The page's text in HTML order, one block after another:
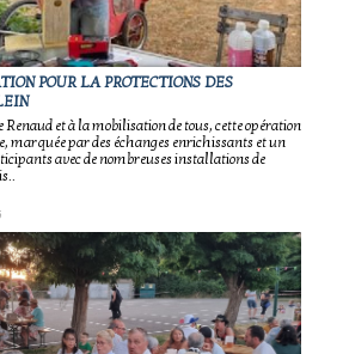
POUR LA PROTECTIONS DES
et à la mobilisation de tous, cette opération
marquée par des échanges enrichissants et un
avec de nombreuses installations de